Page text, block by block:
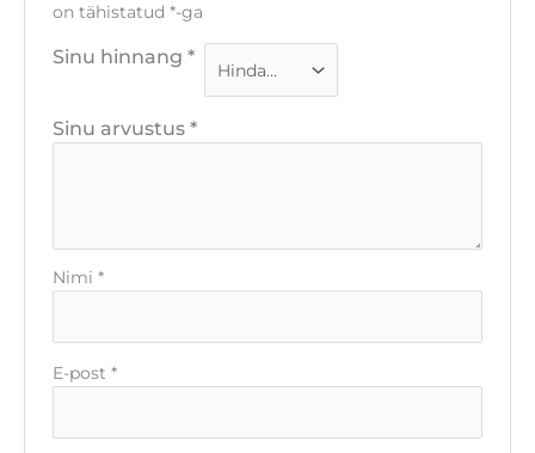
on tähistatud *-ga
Sinu hinnang *
Sinu arvustus *
Nimi *
E-post *